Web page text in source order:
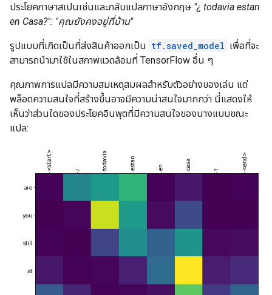
ประโยคภาษาสเปนเช่นและกลับแปลภาษาอังกฤษ "¿ todavia estan
en Casa?": "คุณยังคงอยู่ที่บ้าน"
รูปแบบที่เกิดเป็นที่ส่งสินค้าออกเป็น tf.saved_model เพื่อที่จะ
สามารถนำมาใช้ในสภาพแวดล้อมที่ TensorFlow อื่น ๆ
คุณภาพการแปลมีความสมเหตุสมผลสำหรับตัวอย่างของเล่น แต่
พล็อตความสนใจที่สร้างขึ้นอาจมีความน่าสนใจมากกว่า นี่แสดงให้
เห็นว่าส่วนใดของประโยคอินพุตที่มีความสนใจของนางแบบขณะ
แปล: